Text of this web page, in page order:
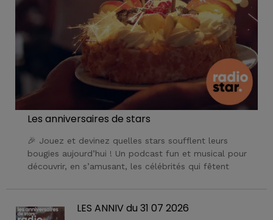
Les anniversaires de stars
🎉 Jouez et devinez quelles stars soufflent leurs
bougies aujourd’hui ! Un podcast fun et musical pour
découvrir, en s’amusant, les célébrités qui fêtent
LES ANNIV du 31 07 2026